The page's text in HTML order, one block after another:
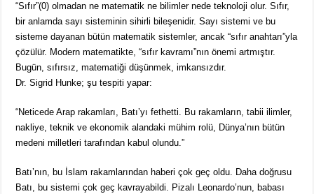
“Sıfır”(0) olmadan ne matematik ne bilimler nede teknoloji olur. Sıfır,
bir anlamda sayı sisteminin sihirli bileşenidir. Sayı sistemi ve bu
sisteme dayanan bütün matematik sistemler, ancak “sıfır anahtarı”yla
çözülür. Modern matematikte, “sıfır kavramı”nın önemi artmıştır.
Bugün, sıfırsız, matematiği düşünmek, imkansızdır.
Dr. Sigrid Hunke; şu tespiti yapar:
“Neticede Arap rakamları, Batı’yı fethetti. Bu rakamların, tabii ilimler,
nakliye, teknik ve ekonomik alandaki mühim rolü, Dünya’nın bütün
medeni milletleri tarafından kabul olundu.”
Batı’nın, bu İslam rakamlarından haberi çok geç oldu. Daha doğrusu
Batı, bu sistemi çok geç kavrayabildi. Pizalı Leonardo’nun, babası